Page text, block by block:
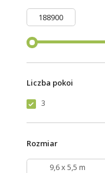
Liczba pokoi
3
Rozmiar
9,6 x 5,5 m